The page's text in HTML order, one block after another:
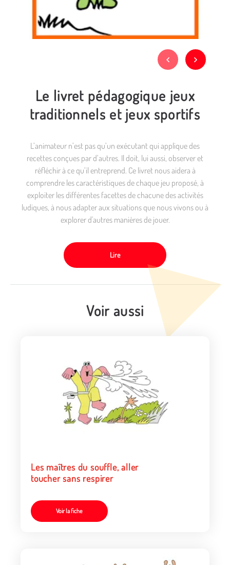
Le livret pédagogique jeux
traditionnels et jeux sportifs
L’animateur n’est pas qu’un exécutant qui applique des
recettes conçues par d’autres. Il doit, lui aussi, observer et
réfléchir à ce qu’il entreprend. Ce livret nous aidera à
comprendre les caractéristiques de chaque jeu proposé, à
exploiter les différentes facettes de chacune des activités
ludiques, à nous adapter aux situations que nous vivons ou à
explorer d'autres manières de jouer.
Lire
Voir aussi
Les maîtres du souffle, aller
toucher sans respirer
Voir la fiche